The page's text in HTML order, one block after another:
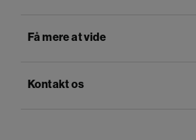
Få mere at vide
Kontakt os